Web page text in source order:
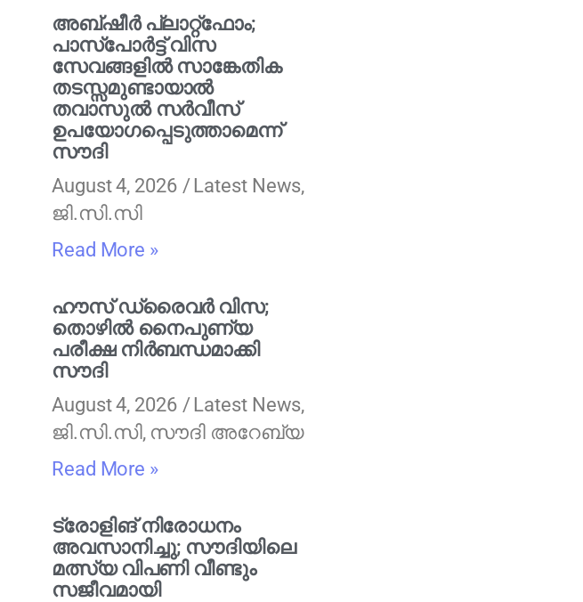
അബ്ഷീർ പ്ലാറ്റ്‌ഫോം;
പാസ്‌പോർട്ട് വിസ
സേവങ്ങളിൽ സാങ്കേതിക
തടസ്സമുണ്ടായാൽ
തവാസുൽ സർവീസ്
ഉപയോഗപ്പെടുത്താമെന്ന്
സൗദി
August 4, 2026
Latest News,
ജി.സി.സി
Read More »
ഹൗസ് ഡ്രൈവർ വിസ;
തൊഴിൽ നൈപുണ്യ
പരീക്ഷ നിർബന്ധമാക്കി
സൗദി
August 4, 2026
Latest News,
ജി.സി.സി, സൗദി അറേബ്യ
Read More »
ട്രോളിങ് നിരോധനം
അവസാനിച്ചു; സൗദിയിലെ
മത്സ്യ വിപണി വീണ്ടും
സജീവമായി